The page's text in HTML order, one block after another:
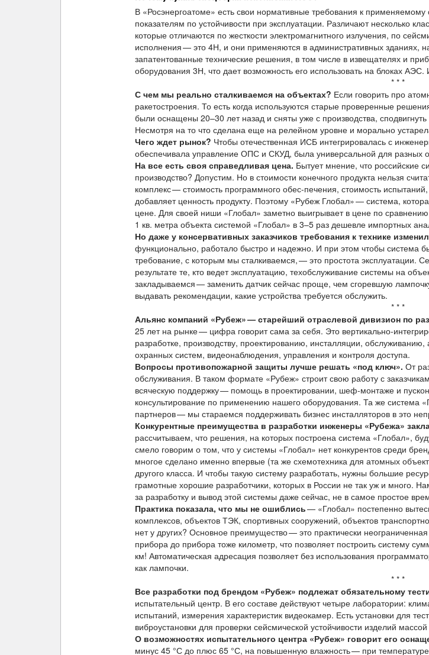
В «Росэнергоатоме» есть свои нормативные требования к
показателям по устойчивости при эксплуатации. Различают несколько
которые отличаются по жесткости электромагнитного излучения, по
исполнения — это 4Н, и они применяются в административных зданиях,
запатентованные технические решения, в том числе в извещателях и
оборудования 3Н, что дает возможность его использовать на блоках
* * *
С чем мы реально сталкиваемся на объектах? Если говорить про
ракетостроения. То есть когда используются старые проверенные
были оснащены 20–30 лет назад и сняты уже с производства,
Несмотря на то что сделана еще на релейном уровне и морально
Чего ждет рынок? Чтобы отечественная ИСБ интегрировалась с
обеспечивала управление ОПС и СКУД, была универсальной для разных
На все есть своя справедливая цена. Бытует мнение, что российские
производство? Допустим. Но в стоимости конечного продукта нельзя
комплекс — стоимость программного обес-печения, стоимость
добавляет ценность продукту. Поэтому «Рубеж Глобал» — система,
цене. Для своей ниши «Глобал» заметно выигрывает в цене по
1 кв. метра объекта системой «Глобал» в 3–5 раз дешевле импортных
Но даже у консервативных заказчиков требования к технике
функционально, работало быстро и надежно. И при этом чтобы система
требование, с которым мы сталкиваемся, — это простота эксплуатации.
результате те, кто ведет эксплуатацию, техобслуживание системы на
закладываемся — заменить датчик сейчас проще, чем сгоревшую
выдавать рекомендации, какие устройства требуется обслужить.
* * *
Альянс компаний «Рубеж»— старейший отраслевой дивизион по
25 лет на рынке — цифра говорит сама за себя. Это вертикально-
разработке, производству, проектированию, инсталляции,
охранных систем, видеонаблюдения, управления и контроля доступа.
Вопросы противопожарной защиты лучше решать «под ключ». От
обслуживания. В таком формате «Рубеж» строит свою работу с
всяческую поддержку — помощь в проектировании, шеф-монтаже и
консультирование по применению нашего оборудования. Та же система
партнеров — мы стараемся поддерживать бизнес инсталляторов в это
Конкурентные преимущества в разработки инженеры «Рубежа»
рассчитываем, что решения, на которых построена система «Глобал»,
смело говорим о том, что у системы «Глобал» нет конкурентов среди
многое сделано именно впервые (та же схемотехника для атомных
другого класса. И чтобы такую систему разработать, нужны большие
грамотные хорошие разработчики, которых в России не так уж и много.
за разработку и вывод этой системы даже сейчас, не в самое простое
Практика показала, что мы не ошиблись— «Глобал» постепенно
комплексов, объектов ТЭК, спортивных сооружений, объектов
нет у других? Основное преимущество — это практически
прибора до прибора тоже километр, что позволяет построить систему
км! Автоматическая адресация позволяет без использования
как лампочки.
* * *
Все разработки под брендом «Рубеж» подлежат обязательному
испытательный центр. В его составе действуют четыре лаборатории:
испытаний, измерения характеристик видеокамер. Есть установки для
виброустановки для проверки сейсмической устойчивости изделий массой
О возможностях испытательного центра «Рубеж» говорит его
минус 45 °С до плюс 65 °С, на повышенную влажность — при